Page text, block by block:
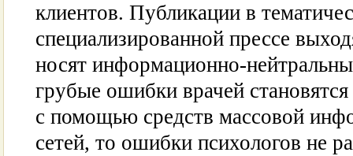
клиентов. Публикации в
специализированной прессе
носят информационно-
грубые ошибки врачей
с помощью средств массовой
сетей, то ошибки психологов не